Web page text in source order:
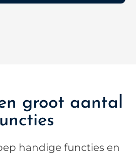
groot aantal
handige functies en